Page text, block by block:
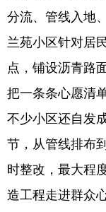
分流、管线入地
兰苑小区针对居
点，铺设沥青路
把一条条心愿清
不少小区还自发
节，从管线排布
时整改，最大程
造工程走进群众心